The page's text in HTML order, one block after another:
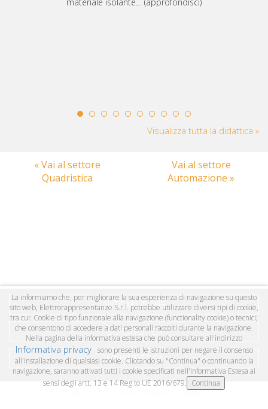
Visualizza tutta la didattica »
« Vai al settore
Quadristica
Vai al settore
Automazione »
AUTOMAZIONE
QUADRISTICA
IMPIANTISTICA
La informiamo che, per migliorare la sua esperienza di navigazione su questo
sito web, Elettrorappresentanze S.r.l. potrebbe utilizzare diversi tipi di cookie,
tra cui: Cookie di tipo funzionale alla navigazione (functionality cookie) o tecnici;
che consentono di accedere a dati personali raccolti durante la navigazione.
Nella pagina della informativa estesa che può consultare all'indirizzo
Informativa privacy sono presenti le istruzioni per negare il consenso
all'installazione di qualsiasi cookie. Cliccando su "Continua" o continuando la
navigazione, saranno attivati tutti i cookie specificati nell'informativa Estesa ai
sensi degli artt. 13 e 14 Reg.to UE 2016/679.